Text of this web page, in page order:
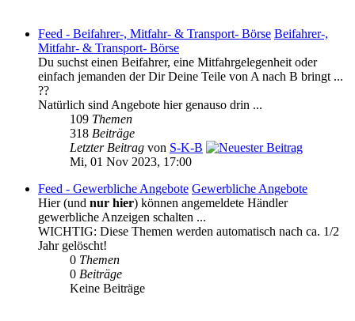
Feed - Beifahrer-, Mitfahr- & Transport- Börse Beifahrer-,
Mitfahr- & Transport- Börse
Du suchst einen Beifahrer, eine Mitfahrgelegenheit oder
einfach jemanden der Dir Deine Teile von A nach B bringt ...
??
Natürlich sind Angebote hier genauso drin ...
109 Themen
318 Beiträge
Letzter Beitrag von S-K-B
Mi, 01 Nov 2023, 17:00
Feed - Gewerbliche Angebote Gewerbliche Angebote
Hier (und nur hier) können angemeldete Händler
gewerbliche Anzeigen schalten ...
WICHTIG: Diese Themen werden automatisch nach ca. 1/2
Jahr gelöscht!
0 Themen
0 Beiträge
Keine Beiträge